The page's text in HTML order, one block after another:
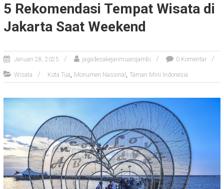
5 Rekomendasi Tempat Wisata di
Jakarta Saat Weekend
Januari 28, 2025 jagadesakejarimuarojambi 0 Komentar
Wisata Kota Tua, Monumen Nasional , Taman Mini Indonesia